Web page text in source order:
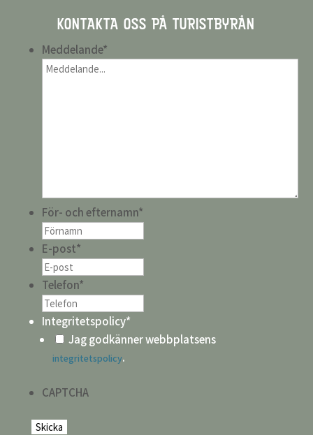
KONTAKTA OSS PÅ TURISTBYRÅN
Meddelande*
För- och efternamn*
E-post*
Telefon*
Integritetspolicy*
Jag godkänner webbplatsens
integritetspolicy.
CAPTCHA